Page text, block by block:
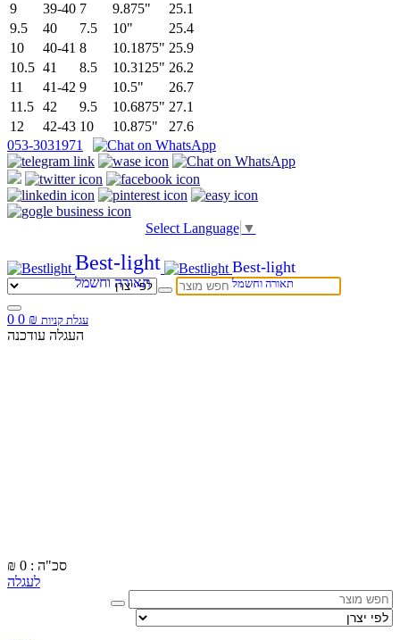
9
39-40 7 9.875"
25.1
9.5
40 7.5 10"
25.4
10
40-41 8 10.1875" 25.9
10.5 41 8.5 10.3125" 26.2
11
41-42 9 10.5"
26.7
11.5 42 9.5 10.6875" 27.1
12
42-43 10 10.875"
27.6
053-3031971
Select Language ▼
Best-light
תאורה וחשמל
Best-light
תאורה וחשמל
0 עגלת קניות ₪
0
העגלה עודכנה
₪
סכ"ה : 0
לעגלה